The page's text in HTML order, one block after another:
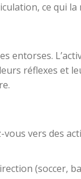
ce qui la
entorses.
réflexes et
vers des
(soccer,